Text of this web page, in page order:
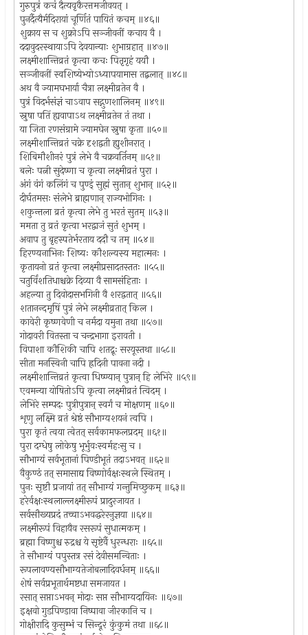
गुरुपुत्रं कचं दैत्यवृकैरत्तमजीवयत् ।
पुनर्दैत्यैर्मदिरायां चूर्णितं पायितं कचम् ॥४६॥
शुक्राय स च शुक्रोऽपि सञ्जीवनीं कचाय वै ।
ददावुदरस्थायाऽपि देवयान्याः शुभाग्रहात् ॥४७॥
लक्ष्मीशान्तिव्रतं कृत्वा कचः पितृगृहं ययौ ।
सञ्जीवनीं स्वशिष्येभ्योऽध्यापयामास तद्बलात् ॥४८॥
अथ वै ज्यामघभार्या चैत्रा लक्ष्मीव्रतेन वै ।
पुत्रं विदर्भसंज्ञं चाऽवाप सद्गुणशालिनम् ॥४९॥
स्नुषा पतिं ह्यवापाऽथ लक्ष्मीव्रतेन तं तथा ।
या जिता रणसंग्रामे ज्यामघेन स्नुषा कृता ॥५०॥
लक्ष्मीशान्तिव्रतं चक्रे दृशद्वती ह्युशीनरात् ।
शिबिमौशीनरं पुत्रं लेभे वै चक्रवर्तिनम् ॥५१॥
बलेः पत्नी सुदेष्णा च कृत्वा लक्ष्मीव्रतं पुरा ।
अंगं वंगं कलिंगं च पुण्ड्ं सुह्मं सुतान् शुभान् ॥५२॥
दीर्घतमसः संलेभे ब्राह्मणान् राज्यभोगिनः ।
शकुन्तला व्रतं कृत्वा लेभे तु भरतं सुतम् ॥५३॥
ममता तु व्रतं कृत्वा भरद्वाजं सुतं शुभम् ।
अवाप तु बृहस्पतेर्भरताय ददौ च तम् ॥५४॥
हिरण्यनाभिनः शिष्यः कौशल्यस्य महात्मनः ।
कृतायनो व्रतं कृत्वा लक्ष्मीप्रसादतस्ततः ॥५५॥
चतुर्विंशतिधाश्चक्रे दिव्या वै सामसंहिताः ।
अहल्या तु दिवोदासभगिनी वै शरद्वतात् ॥५६॥
शतानन्दमृषिं पुत्रं लेभे लक्ष्मीव्रतात् किल ।
कावेरी कृष्णवेणी च नर्मदा यमुना तथा ॥५७॥
गोदावरी वितस्ता च चन्द्रभागा इरावती ।
विपाशा कौशिकी चापि शतद्रूः सरयूस्तथा ॥५८॥
सीता मनस्विनी चापि ह्रदिनी पावना नदी ।
लक्ष्मीशान्तिव्रतं कृत्वा धिष्ण्यान् पुत्रान् हि लेभिरे ॥५९॥
एवमन्या योषितोऽपि कृत्वा लक्ष्मीव्रतं त्विदम् ।
लेभिरे सम्पदः पुत्रीपुत्रान् स्वर्गं च मोक्षणम् ॥६०॥
शृणु लक्ष्मि व्रतं श्रेष्ठं सौभाग्यशयनं त्वपि ।
पुरा कृतं त्वया त्वेतत् सर्वकामफलप्रदम् ॥६१॥
पुरा दग्धेषु लोकेषु भूर्भुवःस्वर्महःसु च ।
सौभाग्यं सर्वभूतानां पिण्डीभूतं तदाऽभवत् ॥६२॥
वैकुण्ठं तत् समासाद्य विष्णोर्वक्षःस्थले स्थितम् ।
पुनः सृष्टौ प्रजायां तत् सौभाग्यं गन्तुमिच्छुकम् ॥६३॥
हरेर्वक्षःस्थलाल्लक्ष्मीरूपं प्रादुरजायत ।
सर्वसौख्यप्रदं तच्चाऽभवद्धरेरनुज्ञया ॥६४॥
लक्ष्मीरूपं विहायैव रसरूपं सुधात्मकम् ।
ब्रह्मा विष्णुश्च रुद्रश्च ये सृष्टेर्वै धुरन्धराः ॥६५॥
ते सौभाग्यं पपुस्तत्र रसं देवीसमन्विताः ।
रूपलावण्यसौभाग्यतेजोबलादिवर्धनम् ॥६६॥
शेषं सर्वप्रभूतार्थमष्टधा समजायत ।
रसात् सप्ताऽभवन् मोदाः सप्त सौभाग्यदायिनः ॥६७॥
इक्षवो गुडपिण्डावा निष्पावा जीरकानि च ।
गोक्षीरादि कुसुम्भं च सिन्दूरं कुंकुमं तथा ॥६८॥